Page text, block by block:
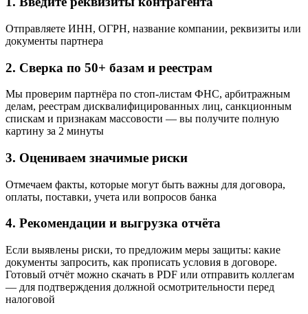
Отправляете ИНН, ОГРН, название компании, реквизиты или
документы партнера
2. Сверка по 50+ базам и реестрам
Мы проверим партнёра по стоп-листам ФНС, арбитражным
делам, реестрам дисквалифицированных лиц, санкционным
спискам и признакам массовости — вы получите полную
картину за 2 минуты
3. Оцениваем значимые риски
Отмечаем факты, которые могут быть важны для договора,
оплаты, поставки, учета или вопросов банка
4. Рекомендации и выгрузка отчёта
Если выявлены риски, то предложим меры защиты: какие
документы запросить, как прописать условия в договоре.
Готовый отчёт можно скачать в PDF или отправить коллегам
— для подтверждения должной осмотрительности перед
налоговой